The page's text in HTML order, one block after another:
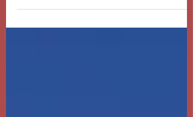
intervenir afin d'indemniser...